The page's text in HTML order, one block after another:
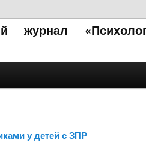
журнал
у детей с ЗПР